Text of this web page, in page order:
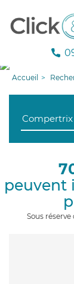
Accueil Recherche aide à
peuvent
Sous